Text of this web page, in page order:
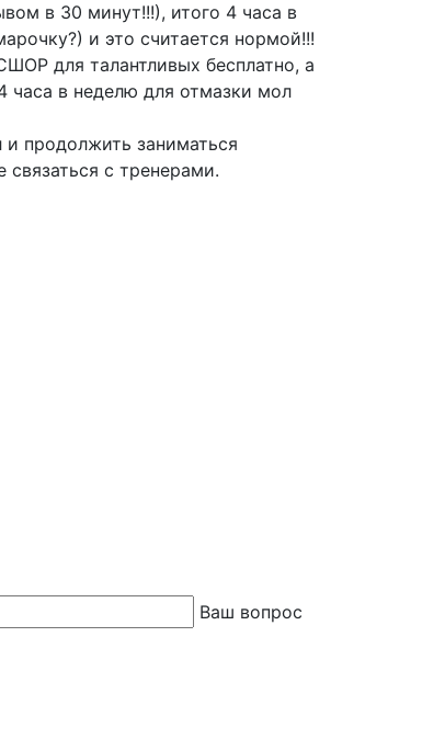
в 30 минут!!!), итого 4 часа в
и это считается нормой!!!
для талантливых бесплатно, а
часа в неделю для отмазки мол
продолжить заниматься
с тренерами.
Ваш вопрос